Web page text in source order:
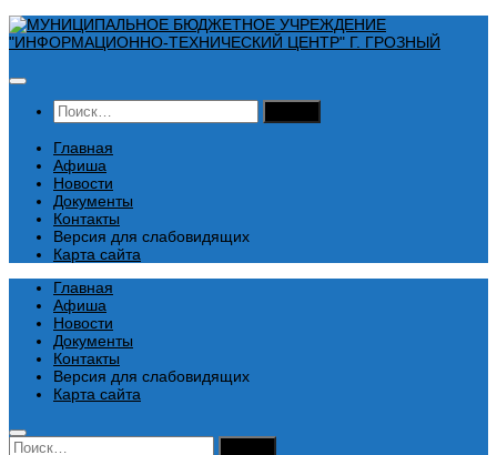
Перейти
к
Найти:
Главная
Афиша
Новости
Документы
Контакты
Версия для слабовидящих
Карта сайта
Главная
Афиша
Новости
Документы
Контакты
Версия для слабовидящих
Карта сайта
Найти: